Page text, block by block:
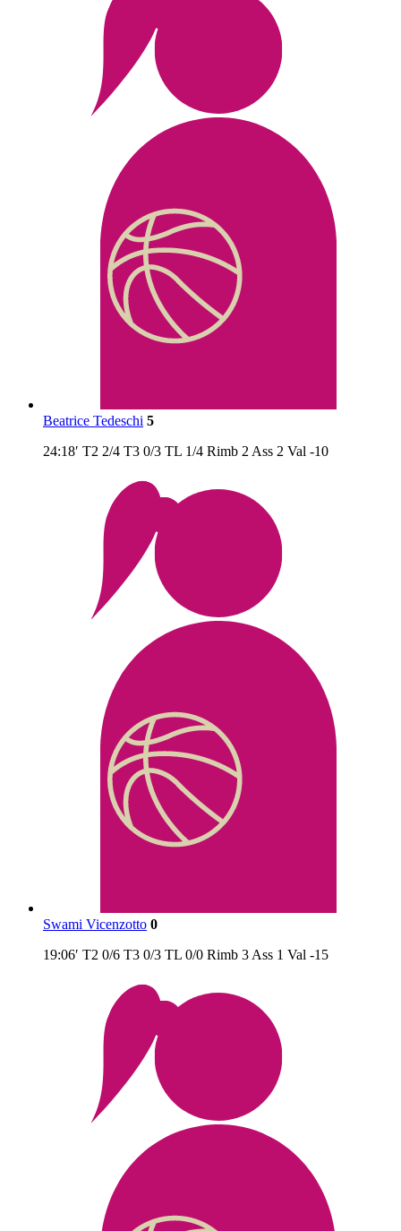
Beatrice Tedeschi 5
24:18′ T2 2/4 T3 0/3 TL 1/4 Rimb 2 Ass 2 Val -10
Swami Vicenzotto 0
19:06′ T2 0/6 T3 0/3 TL 0/0 Rimb 3 Ass 1 Val -15